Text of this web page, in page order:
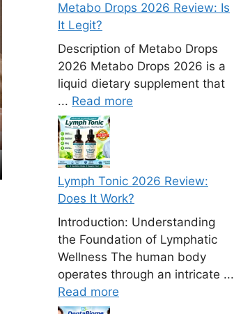
Metabo Drops 2026 Review: Is
It Legit?
Description of Metabo Drops
2026 Metabo Drops 2026 is a
liquid dietary supplement that
... Read more
Lymph Tonic 2026 Review:
Does It Work?
Introduction: Understanding
the Foundation of Lymphatic
Wellness The human body
operates through an intricate ...
Read more